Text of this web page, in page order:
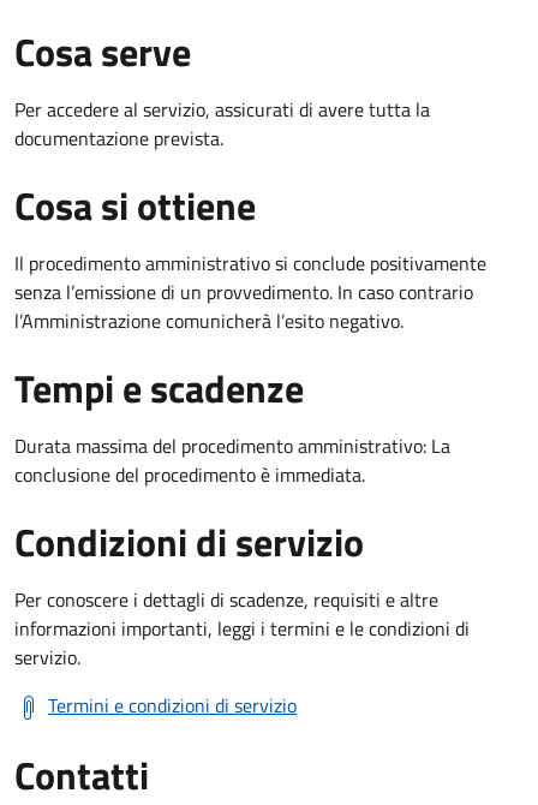
Cosa serve
Per accedere al servizio, assicurati di avere tutta la
documentazione prevista.
Cosa si ottiene
Il procedimento amministrativo si conclude positivamente
senza l’emissione di un provvedimento. In caso contrario
l’Amministrazione comunicherà l’esito negativo.
Tempi e scadenze
Durata massima del procedimento amministrativo: La
conclusione del procedimento è immediata.
Condizioni di servizio
Per conoscere i dettagli di scadenze, requisiti e altre
informazioni importanti, leggi i termini e le condizioni di
servizio.
Termini e condizioni di servizio
Contatti